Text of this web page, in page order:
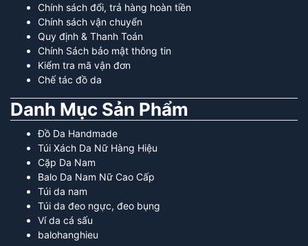
Chính sách đổi, trả hàng hoàn tiền
Chính sách vận chuyển
Quy định & Thanh Toán
Chính Sách bảo mật thông tin
Kiểm tra mã vận đơn
Chế tác đồ da
Danh Mục Sản Phẩm
Đồ Da Handmade
Túi Xách Da Nữ Hàng Hiệu
Cặp Da Nam
Balo Da Nam Nữ Cao Cấp
Túi da nam
Túi da đeo ngực, đeo bụng
Ví da cá sấu
balohanghieu